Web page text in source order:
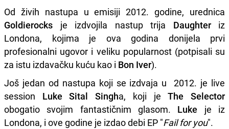
Od živih nastupa u emisiji 2012. godine, urednica
Goldierocks je izdvojila nastup trija Daughteriz
Londona, kojima je ova godina donijela prvi
profesionalni ugovor i veliku popularnost (potpisali su
za istu izdavačku kuću kao i Bon Iver).
Još jedan od nastupa koji se izdvaja u 2012. je live
session Luke Sital Singha, koji jeThe Selector
obogatio svojim fantastičnim glasom. Luke je iz
Londona, i ove godine je izdao debi EP "Fail for you".